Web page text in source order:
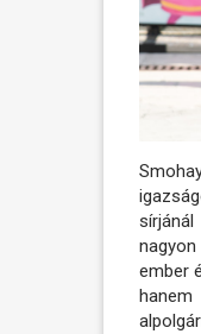
ember